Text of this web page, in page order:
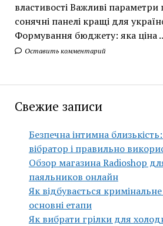
властивості Важливі параметри
сонячні панелі кращі для
Формування бюджету: яка ціна
Оставить комментарий
Свежие записи
Безпечна інтимна
вібратор і правильно
Обзор магазина Radioshop
паяльников онлайн
Як відбувається
основні етапи
Як вибрати грілки для